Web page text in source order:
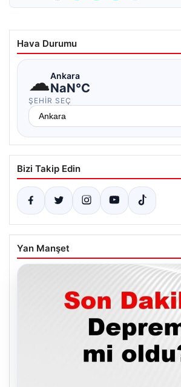
Hava Durumu
☁Ankara
NaN°C
ŞEHIR SEÇ
Bizi Takip Edin
Yan Manşet